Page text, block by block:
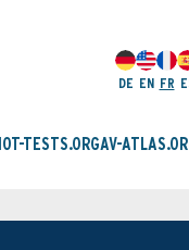
DE EN FR
IOT-TESTS.ORGAV-